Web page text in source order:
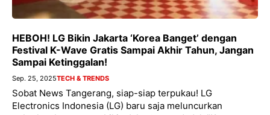
HEBOH! LG Bikin Jakarta ‘Korea Banget’ dengan
Festival K-Wave Gratis Sampai Akhir Tahun, Jangan
Sampai Ketinggalan!
Sep. 25, 2025TECH & TRENDS
Sobat News Tangerang, siap-siap terpukau! LG
Electronics Indonesia (LG) baru saja meluncurkan